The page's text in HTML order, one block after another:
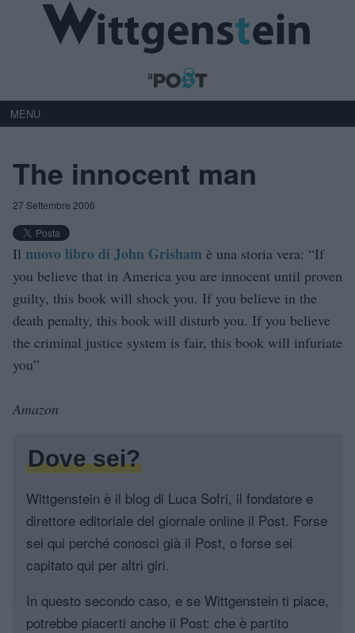
MENU
The innocent man
27 Settembre 2006
Il nuovo libro di John Grisham è una storia vera: “If
you believe that in America you are innocent until proven
guilty, this book will shock you. If you believe in the
death penalty, this book will disturb you. If you believe
the criminal justice system is fair, this book will infuriate
you”
Amazon
Dove sei?
Wittgenstein è il blog di Luca Sofri, il fondatore e
direttore editoriale del giornale online il Post. Forse
sei qui perché conosci già il Post, o forse sei
capitato qui per altri giri.
In questo secondo caso, e se Wittgenstein ti piace,
potrebbe piacerti anche il Post: che è partito